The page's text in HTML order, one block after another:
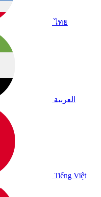
ไทย
العربية
Tiếng Việt